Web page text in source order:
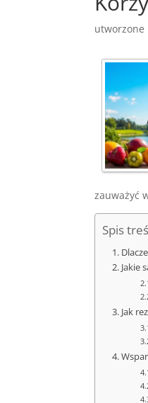
zauważyć
Spis
Jakie
Jak